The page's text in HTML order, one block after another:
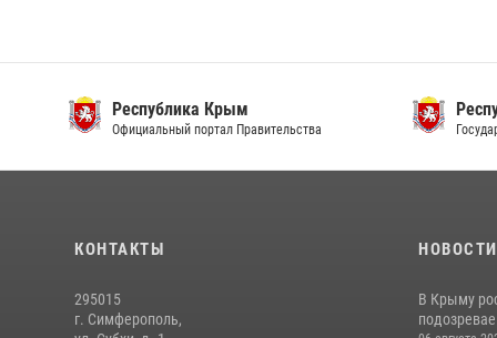
Республика Крым
Официальный портал Правительства
КОНТАКТЫ
295015
г. Симферополь,
НОВОСТИ
В Крыму